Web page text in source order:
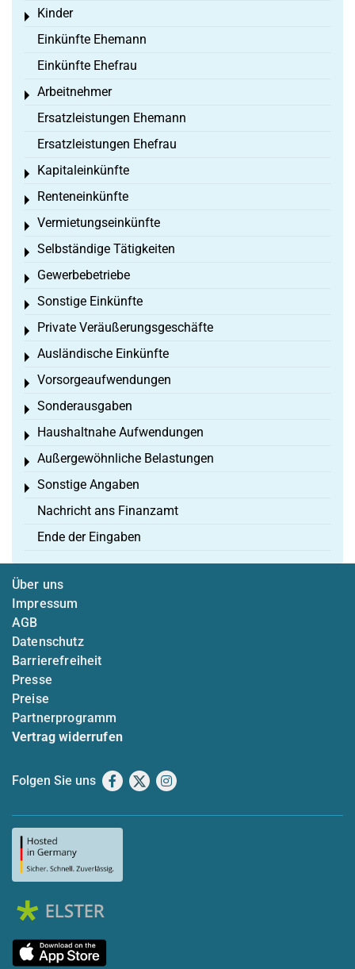
Kinder
Toggle menu
Einkünfte Ehemann
Einkünfte Ehefrau
Arbeitnehmer
Toggle menu
Ersatzleistungen Ehemann
Ersatzleistungen Ehefrau
Kapitaleinkünfte
Toggle menu
Renteneinkünfte
Toggle menu
Vermietungseinkünfte
Toggle menu
Selbständige Tätigkeiten
Toggle menu
Gewerbebetriebe
Toggle menu
Sonstige Einkünfte
Toggle menu
Private Veräußerungsgeschäfte
Toggle menu
Ausländische Einkünfte
Toggle menu
Vorsorgeaufwendungen
Toggle menu
Sonderausgaben
Toggle menu
Haushaltnahe Aufwendungen
Toggle menu
Außergewöhnliche Belastungen
Toggle menu
Sonstige Angaben
Toggle menu
Nachricht ans Finanzamt
Ende der Eingaben
Über uns
Impressum
AGB
Datenschutz
Barrierefreiheit
Presse
Preise
Partnerprogramm
Vertrag widerrufen
Folgen Sie uns Facebook
X Instagram